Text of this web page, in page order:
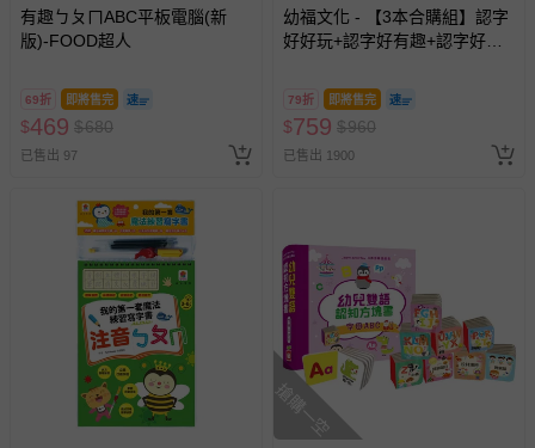
有趣ㄅㄆㄇABC平板電腦(新
版)-FOOD超人
69折 即將售完
$469 $680
已售出 97
幼福文化 - 【3本合購組】認字
好好玩+認字好有趣+認字好簡
79折 即將售完
$759 $960
已售出 1900
搶購一空